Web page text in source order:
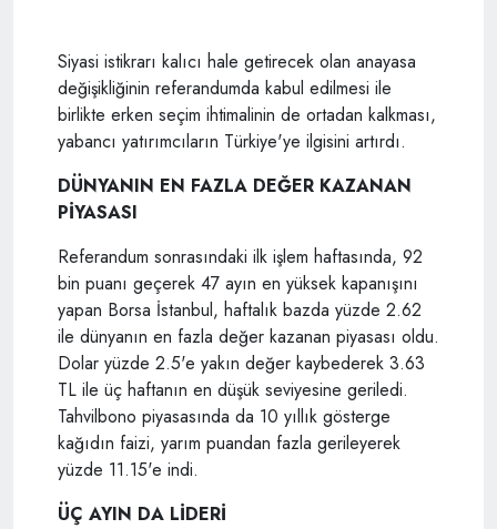
Siyasi istikrarı kalıcı hale getirecek olan anayasa
değişikliğinin referandumda kabul edilmesi ile
birlikte erken seçim ihtimalinin de ortadan kalkması,
yabancı yatırımcıların Türkiye'ye ilgisini artırdı.
DÜNYANIN EN FAZLA DEĞER KAZANAN
PİYASASI
Referandum sonrasındaki ilk işlem haftasında, 92
bin puanı geçerek 47 ayın en yüksek kapanışını
yapan Borsa İstanbul, haftalık bazda yüzde 2.62
ile dünyanın en fazla değer kazanan piyasası oldu.
Dolar yüzde 2.5'e yakın değer kaybederek 3.63
TL ile üç haftanın en düşük seviyesine geriledi.
Tahvilbono piyasasında da 10 yıllık gösterge
kağıdın faizi, yarım puandan fazla gerileyerek
yüzde 11.15'e indi.
ÜÇ AYIN DA LİDERİ